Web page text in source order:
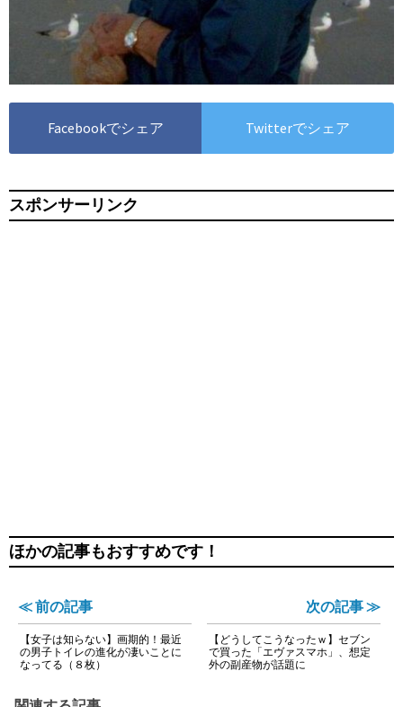
Facebookでシェア Twitterでシェア
スポンサーリンク
ほかの記事もおすすめです！
≪ 前の記事
【女子は知らない】画期的！最近
の男子トイレの進化が凄いことに
なってる（８枚）
次の記事 ≫
【どうしてこうなったｗ】セブン
で買った「エヴァスマホ」、想定
外の副産物が話題に